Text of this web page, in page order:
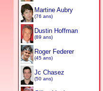
Martine Aubry
(76 ans)
Dustin Hoffman
(89 ans)
Roger Federer
(45 ans)
Jc Chasez
(50 ans)